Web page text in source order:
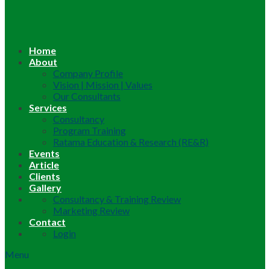
Home
About
Company Profile
Vision | Mission | Values
Our Consultants
Services
Consultancy
Program Training
Ratama Education & Research (RE&R)
Events
Article
Clients
Gallery
Consultancy & Training Review
Marketing Review
Contact
Login
Menu